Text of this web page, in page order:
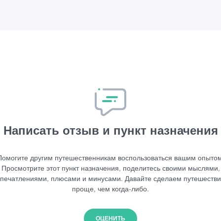
Написать отзыв и пункт назначения
другим путешественникам воспользоваться вашим
Просмотрите этот пункт назначения, поделитесь своими мыслями,
плюсами и минусами. Давайте сделаем
проще, чем когда-либо.
ОЦЕНИТЬ